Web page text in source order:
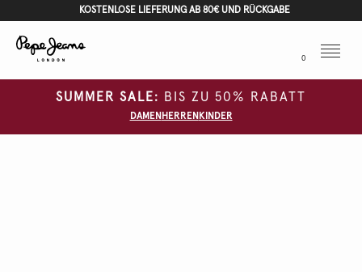
KOSTENLOSE LIEFERUNG AB 80€ UND RÜCKGABE
0
Menu
SUMMER SALE: BIS ZU 50% RABATT
DAMEN HERREN KINDER